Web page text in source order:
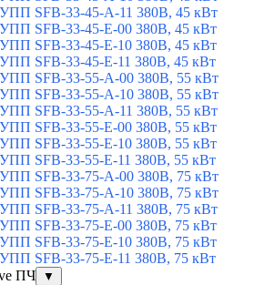
УПП SFB-33-45-A-11 380В, 45 кВт
УПП SFB-33-45-E-00 380В, 45 кВт
УПП SFB-33-45-E-10 380В, 45 кВт
УПП SFB-33-45-E-11 380В, 45 кВт
УПП SFB-33-55-A-00 380В, 55 кВт
УПП SFB-33-55-A-10 380В, 55 кВт
УПП SFB-33-55-A-11 380В, 55 кВт
УПП SFB-33-55-E-00 380В, 55 кВт
УПП SFB-33-55-E-10 380В, 55 кВт
УПП SFB-33-55-E-11 380В, 55 кВт
УПП SFB-33-75-A-00 380В, 75 кВт
УПП SFB-33-75-A-10 380В, 75 кВт
УПП SFB-33-75-A-11 380В, 75 кВт
УПП SFB-33-75-E-00 380В, 75 кВт
УПП SFB-33-75-E-10 380В, 75 кВт
УПП SFB-33-75-E-11 380В, 75 кВт
ПЧ
▼